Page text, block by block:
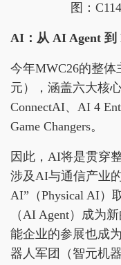
图：
AI：从 AI Agent 到
今年MWC26的整体
元），涵盖六大核
ConnectAI、AI 4
Game Changers。
因此，AI将是贯穿
涉及AI与通信产业
AI”（Physical AI）
（AI Agent）成为
能企业的参展也成
器人军团（智元机